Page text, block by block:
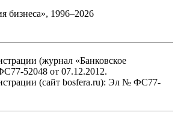
1996–2026
(журнал «Банковское
52048 от 07.12.2012.
(сайт bosfera.ru): Эл № ФС77-